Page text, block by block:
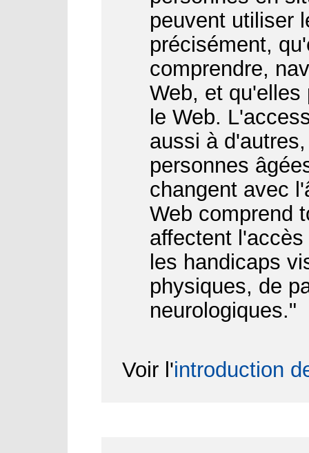
peuvent utiliser
précisément,
comprendre,
Web, et qu'elles
le Web.
aussi à
personnes
changent avec
Web comprend
affectent
les handicaps
physiques, de
neurologiques."
Voir l'introduction